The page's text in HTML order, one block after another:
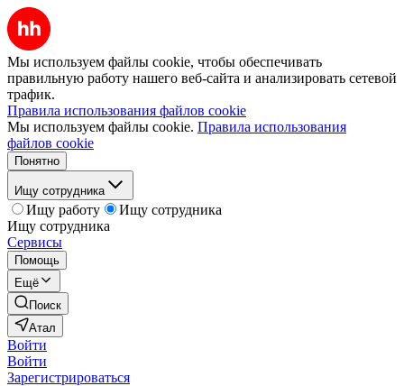
Мы используем файлы cookie, чтобы обеспечивать
правильную работу нашего веб-сайта и анализировать сетевой
трафик.
Правила использования файлов cookie
Мы используем файлы cookie. Правила использования
файлов cookie
Понятно
Ищу сотрудника
Ищу работу
Ищу сотрудника
Ищу сотрудника
Сервисы
Помощь
Ещё
Поиск
Атал
Войти
Войти
Зарегистрироваться